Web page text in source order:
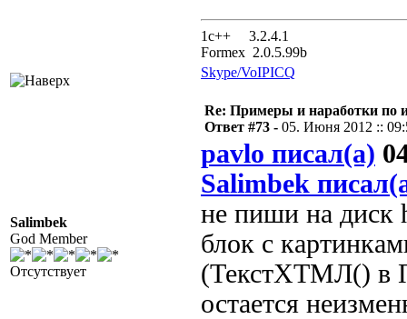
1с++ 3.2.4.1
Formex 2.0.5.99b
Skype/VoIPICQ
Salimbek
God Member
Отсутствует
Re: Примеры и наработки по
Ответ #73 - 05. Июня 2012 ::
pavlo писал(а)
Salimbek
не пиши на диск
блок с
(ТекстХТМЛ() в
остается